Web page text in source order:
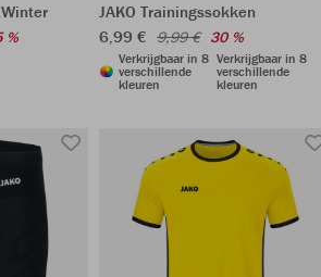
%
JAKO Trainingssokken
6,99 € 9,99 € 30 %
Verkrijgbaar in 8
verschillende
kleuren
Verkrijgbaar in 8
verschillende
kleuren